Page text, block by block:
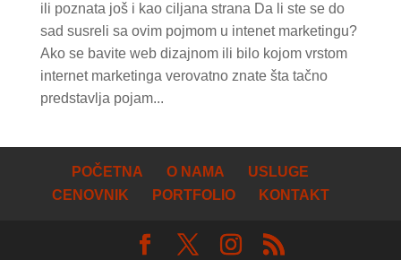
ili poznata još i kao ciljana strana Da li ste se do
sad susreli sa ovim pojmom u intenet marketingu?
Ako se bavite web dizajnom ili bilo kojom vrstom
internet marketinga verovatno znate šta tačno
predstavlja pojam...
POČETNA O NAMA
USLUGE
CENOVNIK
PORTFOLIO KONTAKT